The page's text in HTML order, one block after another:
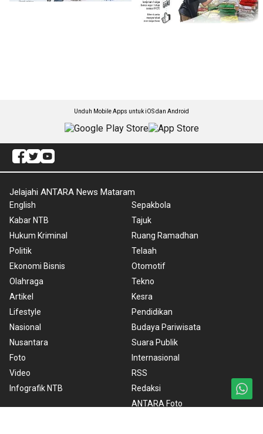
Unduh Mobile Apps untuk iOS dan Android
Jelajahi ANTARA News Mataram
English
Kabar NTB
Hukum Kriminal
Politik
Ekonomi Bisnis
Olahraga
Artikel
Lifestyle
Nasional
Nusantara
Foto
Video
Infografik NTB
Sepakbola
Tajuk
Ruang Ramadhan
Telaah
Otomotif
Tekno
Kesra
Pendidikan
Budaya Pariwisata
Suara Publik
Internasional
RSS
Redaksi
ANTARA Foto